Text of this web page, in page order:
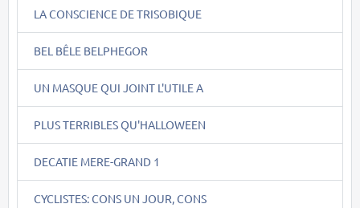
LA CONSCIENCE DE TRISOBIQUE
BEL BÊLE BELPHEGOR
UN MASQUE QUI JOINT L'UTILE A
PLUS TERRIBLES QU'HALLOWEEN
DECATIE MERE-GRAND 1
CYCLISTES: CONS UN JOUR, CONS